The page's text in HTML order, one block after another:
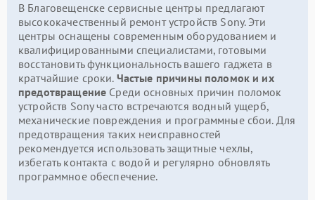
В Благовещенске сервисные центры предлагают
высококачественный ремонт устройств Sony. Эти
центры оснащены современным оборудованием и
квалифицированными специалистами, готовыми
восстановить функциональность вашего гаджета в
кратчайшие сроки. Частые причины поломок и их
предотвращение Среди основных причин поломок
устройств Sony часто встречаются водный ущерб,
механические повреждения и программные сбои. Для
предотвращения таких неисправностей
рекомендуется использовать защитные чехлы,
избегать контакта с водой и регулярно обновлять
программное обеспечение.